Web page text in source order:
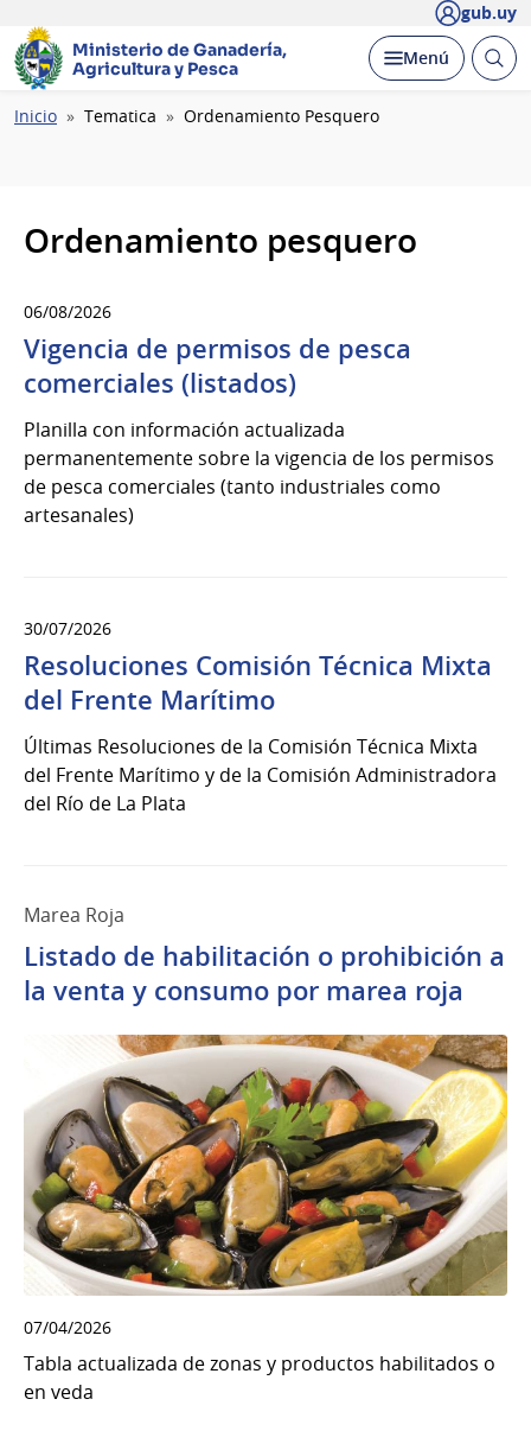
gub.uy
Ministerio de Ganadería,
Agricultura y Pesca
Desplegar
Menú Abrir
Ruta
Inicio Tematica Ordenamiento Pesquero
Ordenamiento pesquero
06/08/2026
Vigencia de permisos de pesca
comerciales (listados)
Planilla con información actualizada
permanentemente sobre la vigencia de los permisos
de pesca comerciales (tanto industriales como
artesanales)
30/07/2026
Resoluciones Comisión Técnica Mixta
del Frente Marítimo
Últimas Resoluciones de la Comisión Técnica Mixta
del Frente Marítimo y de la Comisión Administradora
del Río de La Plata
Marea Roja
Listado de habilitación o prohibición a
la venta y consumo por marea roja
07/04/2026
Tabla actualizada de zonas y productos habilitados o
en veda